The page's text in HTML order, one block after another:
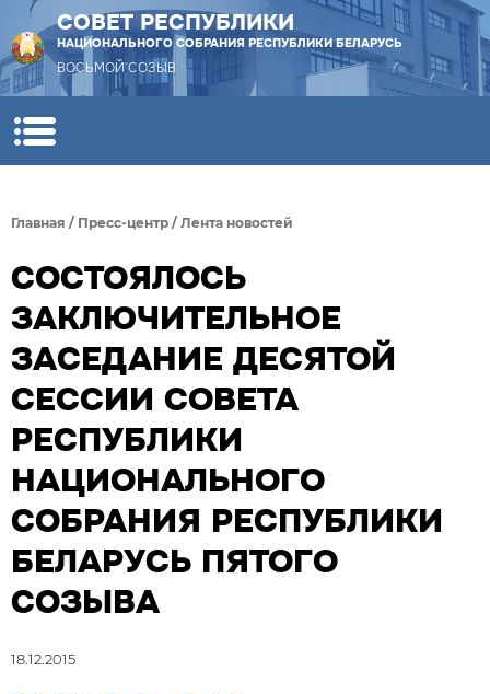
СОВЕТ РЕСПУБЛИКИ
НАЦИОНАЛЬНОГО СОБРАНИЯ РЕСПУБЛИКИ БЕЛАРУСЬ
ВОСЬМОЙ СОЗЫВ
Главная / Пресс-центр / Лента новостей
СОСТОЯЛОСЬ
ЗАКЛЮЧИТЕЛЬНОЕ
ЗАСЕДАНИЕ ДЕСЯТОЙ
СЕССИИ СОВЕТА
РЕСПУБЛИКИ
НАЦИОНАЛЬНОГО
СОБРАНИЯ РЕСПУБЛИКИ
БЕЛАРУСЬ ПЯТОГО
СОЗЫВА
18.12.2015